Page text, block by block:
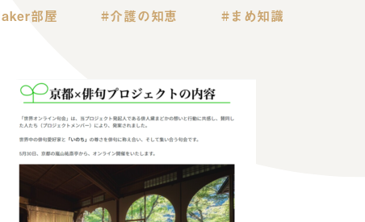
部屋 介護の知恵 まめ知識